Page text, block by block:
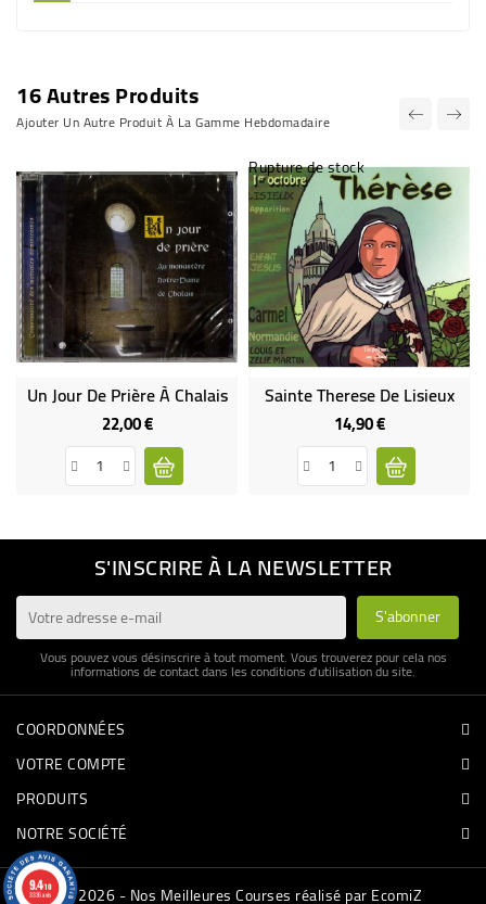
16 Autres Produits
Ajouter Un Autre Produit À La Gamme Hebdomadaire
Un Jour De Prière À Chalais
22,00 €Prix
Rupture de stock
Sainte Therese De Lisieux
14,90 €Prix
S'INSCRIRE À LA NEWSLETTER
Vous pouvez vous désinscrire à tout moment. Vous trouverez pour cela nos
informations de contact dans les conditions d'utilisation du site.
COORDONNÉES
VOTRE COMPTE
PRODUITS
NOTRE SOCIÉTÉ
© 2026 - Nos Meilleures Courses réalisé par EcomiZ
9.4/10
3336 avis